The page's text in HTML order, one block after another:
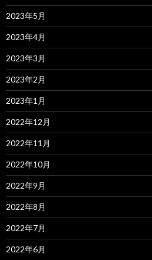
2023年5月
2023年4月
2023年3月
2023年2月
2023年1月
2022年12月
2022年11月
2022年10月
2022年9月
2022年8月
2022年7月
2022年6月